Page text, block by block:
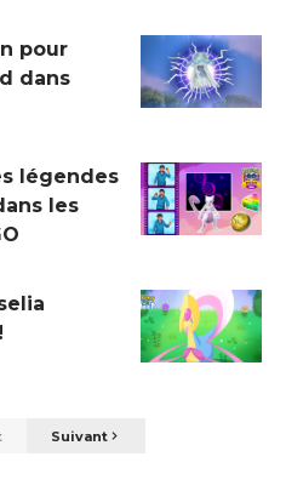
pour
dans
légendes
les
Suivant